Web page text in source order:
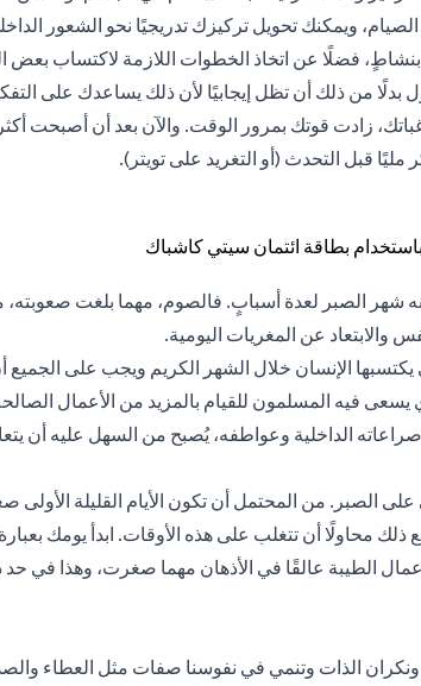
ويمكنك تحويل تركيزك تدريجيًا نحو الشعور
فضلًا عن اتخاذ الخطوات اللازمة لاكتساب بعض
بدلًا من ذلك أن تظل إيجابيًا لأن ذلك يساعدك على
زادت قوتك بمرور الوقت. والآن بعد أن أصبحت أكثر
قبل التحدث (أو التغريد على تويتر).
شهر الصبر لعدة أسبابٍ. فالصوم، مهما بلغت
والابتعاد عن المغريات اليومية.
الإنسان خلال الشهر الكريم ويجب على الجميع
فيه المسلمون للقيام بالمزيد من الأعمال
صراعاته الداخلية وعواطفه، يُصبح من السهل عليه أن
الصبر. من المحتمل أن تكون الأيام القليلة الأولى
محاولًا أن تتغلب على هذه الأوقات. ابدأ يومك
الطيبة عالقًا في الأذهان مهما صغرت، وهذا في
الذات وتنمي في نفوسنا صفات مثل العطاء